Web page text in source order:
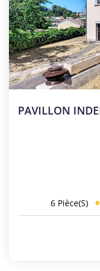
6 Pièce(s)